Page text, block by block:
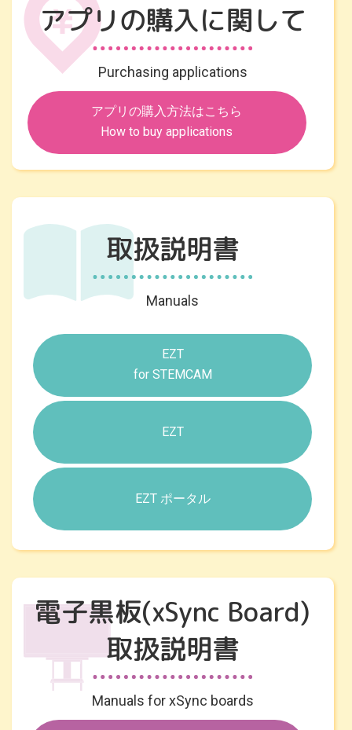
アプリの購入に関して
Purchasing applications
アプリの購入方法はこちら
How to buy applications
取扱説明書
Manuals
EZT
for STEMCAM
EZT
EZT ポータル
電子黒板(xSync Board)
取扱説明書
Manuals for xSync boards